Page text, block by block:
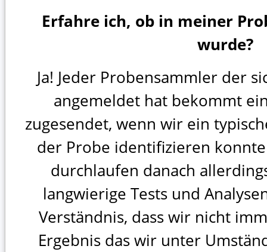
Erfahre ich, ob in meiner
wurde?
Ja! Jeder Probensammler der
angemeldet hat bekommt
zugesendet, wenn wir ein
der Probe identifizieren
durchlaufen danach
langwierige Tests und
Verständnis, dass wir nicht
Ergebnis das wir unter